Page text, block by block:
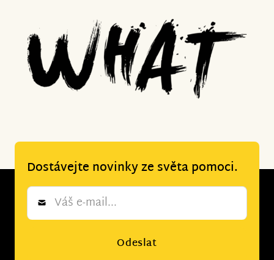
Dostávejte novinky ze světa pomoci.
Newsletter
Odeslat